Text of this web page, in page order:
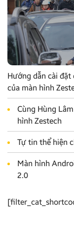
Hướng dẫn cài
của màn hình
Cùng Hùng
hình Zestech
Tự tin thể hiện
Màn hình
2.0